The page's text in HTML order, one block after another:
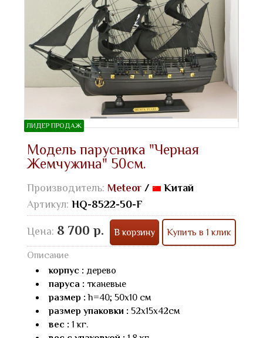
ЛИДЕР ПРОДАЖ
Модель парусника "Черная
Жемчужина" 50см.
Производитель: Meteor /
Китай
Артикул: HQ-8522-50-F
Цена: 8 700 р. В корзину Купить в 1 клик
Описание
корпус : дерево
паруса : тканевые
размер :h=40; 50х10 см
размер упаковки : 52х15х42см
вес : 1 кг.